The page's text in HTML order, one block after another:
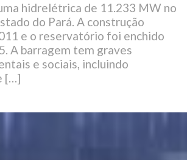
hidrelétrica de 11.233 MW no
do Pará. A construção
e o reservatório foi enchido
A barragem tem graves
e sociais, incluindo
[…]